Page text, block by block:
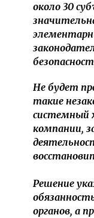
около 30
Не будет
такие
системный
компании,
Решение
органов, а